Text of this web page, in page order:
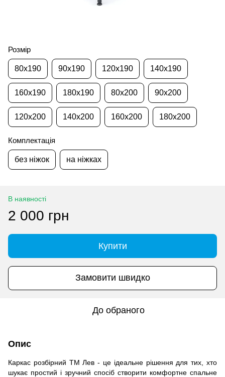
Розмір
80x190 90x190 120x190 140x190
160x190 180x190 80x200 90x200
120x200 140x200 160x200 180x200
Комплектація
без ніжок на ніжках
В наявності
2 000 грн
Купити
Замовити швидко
До обраного
Опис
Каркас розбірний ТМ Лев - це ідеальне рішення для тих, хто
шукає простий і зручний спосіб створити комфортне спальне